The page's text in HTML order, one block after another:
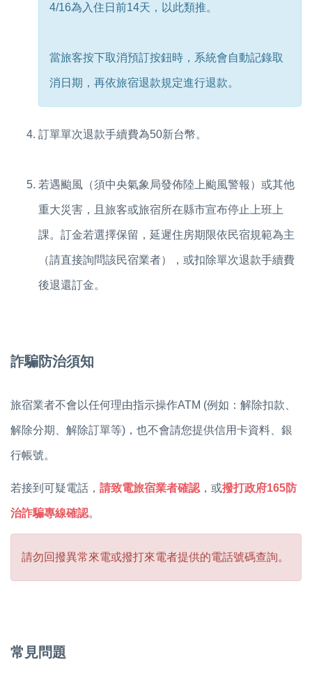
4/16為入住日前14天，以此類推。
當旅客按下取消預訂按鈕時，系統會自動記錄取
消日期，再依旅宿退款規定進行退款。
訂單單次退款手續費為50新台幣。
若遇颱風（須中央氣象局發佈陸上颱風警報）或其他
重大災害，且旅客或旅宿所在縣市宣布停止上班上
課。訂金若選擇保留，延遲住房期限依民宿規範為主
（請直接詢問該民宿業者），或扣除單次退款手續費
後退還訂金。
詐騙防治須知
旅宿業者不會以任何理由指示操作ATM (例如：解除扣款、
解除分期、解除訂單等)，也不會請您提供信用卡資料、銀
行帳號。
若接到可疑電話， 請致電旅宿業者確認 ，或撥打政府165防
治詐騙專線確認。
請勿回撥異常來電或撥打來電者提供的電話號碼查詢。
常見問題